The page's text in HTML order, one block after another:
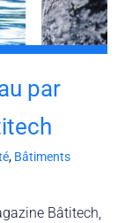
par
, Bâtiments
Bâtitech,